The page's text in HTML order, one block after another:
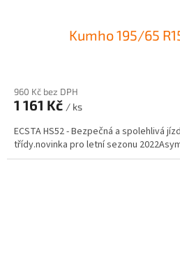
Kumho 195/65
960 Kč bez DPH
1 161 Kč / ks
ECSTA HS52 - Bezpečná a spolehlivá
třídy.novinka pro letní sezonu